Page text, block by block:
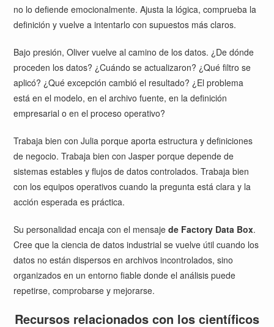
no lo defiende emocionalmente. Ajusta la lógica, comprueba la
definición y vuelve a intentarlo con supuestos más claros.
Bajo presión, Oliver vuelve al camino de los datos. ¿De dónde
proceden los datos? ¿Cuándo se actualizaron? ¿Qué filtro se
aplicó? ¿Qué excepción cambió el resultado? ¿El problema
está en el modelo, en el archivo fuente, en la definición
empresarial o en el proceso operativo?
Trabaja bien con Julia porque aporta estructura y definiciones
de negocio. Trabaja bien con Jasper porque depende de
sistemas estables y flujos de datos controlados. Trabaja bien
con los equipos operativos cuando la pregunta está clara y la
acción esperada es práctica.
Su personalidad encaja con el mensajede Factory Data Box.
Cree que la ciencia de datos industrial se vuelve útil cuando los
datos no están dispersos en archivos incontrolados, sino
organizados en un entorno fiable donde el análisis puede
repetirse, comprobarse y mejorarse.
Recursos relacionados con los científicos